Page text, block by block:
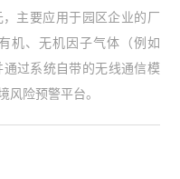
主要应用于园区企业的厂
机、无机因子气体（例如
过系统自带的无线通信模
风险预警平台。